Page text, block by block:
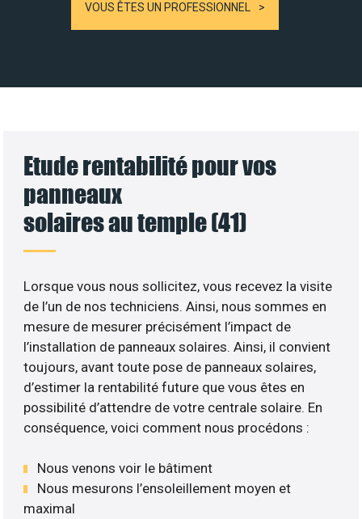
VOUS ÊTES UN PROFESSIONNEL
Etude rentabilité pour vos
panneaux
solaires au temple (41)
Lorsque vous nous sollicitez, vous recevez la visite
de l’un de nos techniciens. Ainsi, nous sommes en
mesure de mesurer précisément l’impact de
l’installation de panneaux solaires. Ainsi, il convient
toujours, avant toute pose de panneaux solaires,
d’estimer la rentabilité future que vous êtes en
possibilité d’attendre de votre centrale solaire. En
conséquence, voici comment nous procédons :
Nous venons voir le bâtiment
Nous mesurons l’ensoleillement moyen et
maximal